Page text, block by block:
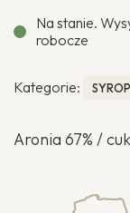
Na stanie.
robocze
Kategorie:
Aronia 67% /